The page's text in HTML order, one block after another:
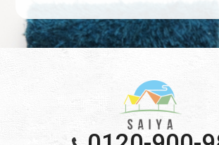
より良いサービスの提供、またユーザビリテ
め、Googleアナリティクスを使用し、当サ
「Cookie」を通じて、Googleがお客様の
情報を収集する場合がありますが、「
る情報は個人を特定できるものではありませ
収集されたデータはGoogleのプライバシー